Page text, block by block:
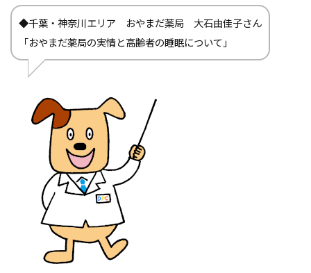
◆千葉・神奈川エリア おやまだ薬局 大石由佳子さん
「おやまだ薬局の実情と高齢者の睡眠について」